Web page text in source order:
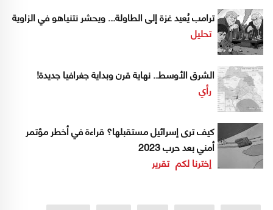
ترامب يُعيد غزة إلى الطاولة... ويحشر نتنياهو في الزاوية
تحليل
الشرق الأوسط.. نهاية قرن وبداية جغرافيا جديدة!
رأي
كيف ترى إسرائيل مستقبلها؟ قراءة في أخطر مؤتمر
أمني بعد حرب 2023
إخترنا لكم تقرير